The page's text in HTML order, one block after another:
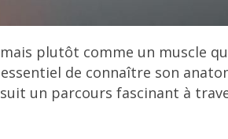
plutôt comme un muscle
de connaître son
un parcours fascinant à